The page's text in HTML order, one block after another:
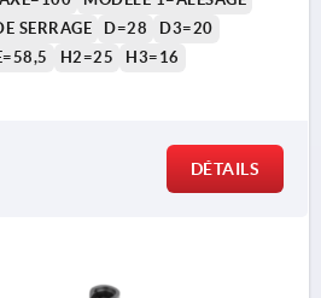
SERRAGE
D=28
D3=20
H2=25 H3=16
DÉTAILS